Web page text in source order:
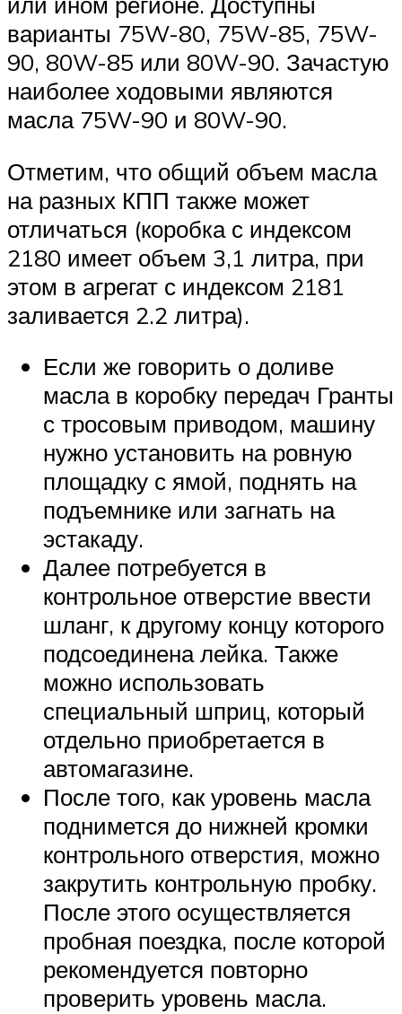
варианты 75W-80, 75W-85, 75W-
90, 80W-85 или 80W-90. Зачастую
наиболее ходовыми являются
масла 75W-90 и 80W-90.
Отметим, что общий объем масла
на разных КПП также может
отличаться (коробка с индексом
2180 имеет объем 3,1 литра, при
этом в агрегат с индексом 2181
заливается 2.2 литра).
Если же говорить о доливе
масла в коробку передач Гранты
с тросовым приводом, машину
нужно установить на ровную
площадку с ямой, поднять на
подъемнике или загнать на
эстакаду.
Далее потребуется в
контрольное отверстие ввести
шланг, к другому концу которого
подсоединена лейка. Также
можно использовать
специальный шприц, который
отдельно приобретается в
автомагазине.
После того, как уровень масла
поднимется до нижней кромки
контрольного отверстия, можно
закрутить контрольную пробку.
После этого осуществляется
пробная поездка, после которой
рекомендуется повторно
проверить уровень масла.